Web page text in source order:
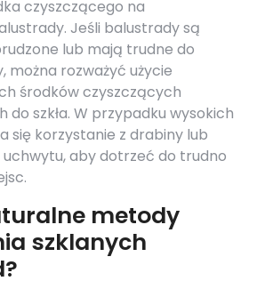
czyszczącego na
Jeśli balustrady są
lub mają trudne do
można rozważyć użycie
środków czyszczących
do szkła. W przypadku wysokich
się korzystanie z drabiny lub
aby dotrzeć do trudno
metody
szklanych